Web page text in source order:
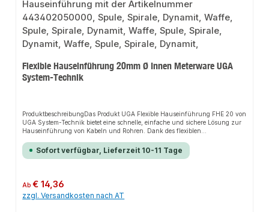
Flexible Hauseinführung 20mm Ø Innen Meterware UGA
System-Technik
ProduktbeschreibungDas Produkt UGA Flexible Hauseinführung FHE 20 von
UGA System-Technik bietet eine schnelle, einfache und sichere Lösung zur
Hauseinführung von Kabeln und Rohren. Dank des flexiblen
verschiedene Installationsbereiche an. Das robuste Design und die einfache
Montage machen dieses Produkt zu einer zuverlässigen Wahl für jede
schnelle MontageHohe Widerstandsfähigkeit gegen Chemikalien, Sole oder
BodenbeschaffenheitenGas- und wasserdicht bis 1 barAbdichtung auch bei
Mehrfachbelegung möglichMindestbiegeradius = 5 x
Sofort verfügbar, Lieferzeit 10-11 Tage
Regulärer Preis:
Ab€ 14,36
zzgl. Versandkosten nach AT